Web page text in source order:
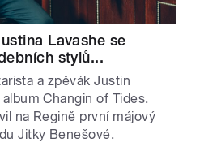
Lavashe se
stylů...
a zpěvák Justin
Changin of Tides.
na Regině první májový
Jitky Benešové.